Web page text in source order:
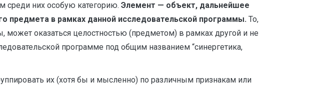
среди них особую категорию. Элемент — объект, дальнейшее
предмета в рамках данной исследовательской программы. То,
оказаться целостностью (предметом) в рамках другой и не
программе под общим названием “синергетика,
их (хотя бы и мысленно) по различным признакам или